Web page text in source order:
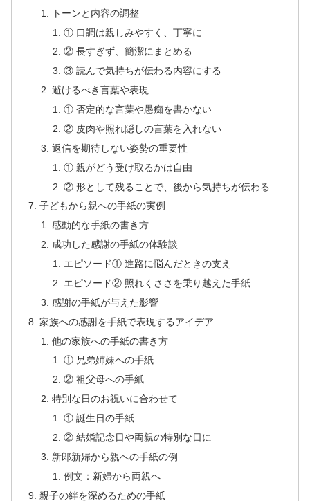
トーンと内容の調整
① 口調は親しみやすく、丁寧に
② 長すぎず、簡潔にまとめる
③ 読んで気持ちが伝わる内容にする
避けるべき言葉や表現
① 否定的な言葉や愚痴を書かない
② 皮肉や照れ隠しの言葉を入れない
返信を期待しない姿勢の重要性
① 親がどう受け取るかは自由
② 形として残ることで、後から気持ちが伝わる
子どもから親への手紙の実例
感動的な手紙の書き方
成功した感謝の手紙の体験談
エピソード① 進路に悩んだときの支え
エピソード② 照れくささを乗り越えた手紙
感謝の手紙が与えた影響
家族への感謝を手紙で表現するアイデア
他の家族への手紙の書き方
① 兄弟姉妹への手紙
② 祖父母への手紙
特別な日のお祝いに合わせて
① 誕生日の手紙
② 結婚記念日や両親の特別な日に
新郎新婦から親への手紙の例
例文：新婦から両親へ
親子の絆を深めるための手紙